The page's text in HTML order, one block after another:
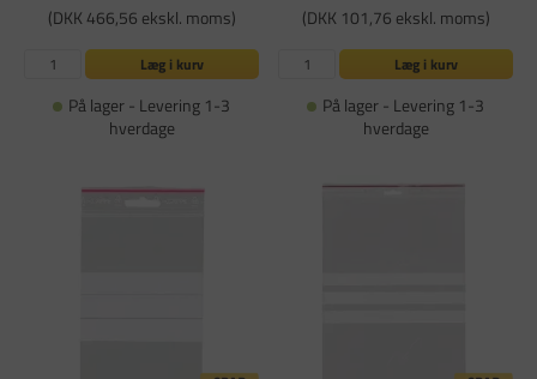
(DKK 466,56 ekskl. moms)
Læg i kurv
På lager - Levering 1-3
hverdage
(DKK 101,76 ekskl. moms)
Læg i kurv
På lager - Levering 1-3
hverdage